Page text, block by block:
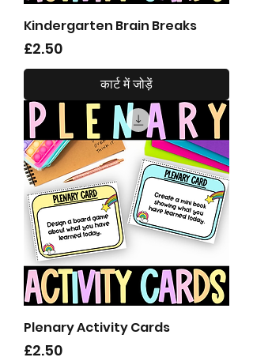
Kindergarten Brain Breaks
मूल्य
£2.50
कार्ट में जोड़ें
Plenary Activity Cards
मूल्य
£2.50